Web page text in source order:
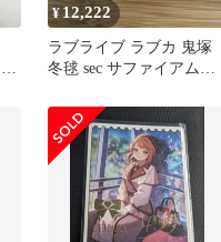
¥ 12,222
ラブライブ ラブカ 鬼塚
冬毬 sec サファイアムー